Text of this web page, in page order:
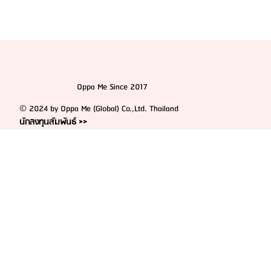
Oppa Me Since 2017
© 2024 by Oppa Me (Global) Co.,Ltd. Thailand
นักลงทุนสัมพันธ์ >>